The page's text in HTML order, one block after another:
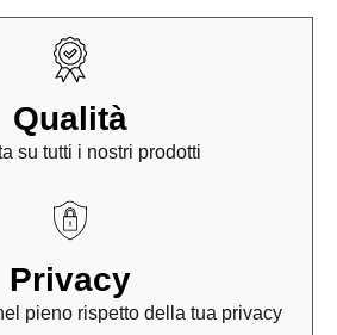
Qualità
su tutti i nostri prodotti
Privacy
pieno rispetto della tua privacy